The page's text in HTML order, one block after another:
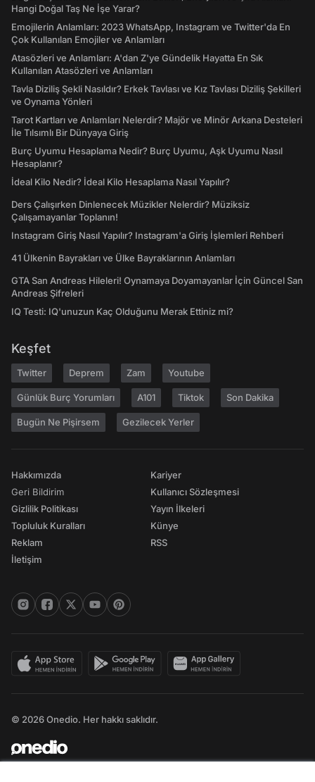
Hangi Doğal Taş Ne İşe Yarar?
Emojilerin Anlamları: 2023 WhatsApp, Instagram ve Twitter'da En
Çok Kullanılan Emojiler ve Anlamları
Atasözleri ve Anlamları: A'dan Z'ye Gündelik Hayatta En Sık
Kullanılan Atasözleri ve Anlamları
Tavla Diziliş Şekli Nasıldır? Erkek Tavlası ve Kız Tavlası Diziliş Şekilleri
ve Oynama Yönleri
Tarot Kartları ve Anlamları Nelerdir? Majör ve Minör Arkana Desteleri
İle Tılsımlı Bir Dünyaya Giriş
Burç Uyumu Hesaplama Nedir? Burç Uyumu, Aşk Uyumu Nasıl
Hesaplanır?
İdeal Kilo Nedir? İdeal Kilo Hesaplama Nasıl Yapılır?
Ders Çalışırken Dinlenecek Müzikler Nelerdir? Müziksiz
Çalışamayanlar Toplanın!
Instagram Giriş Nasıl Yapılır? Instagram'a Giriş İşlemleri Rehberi
41 Ülkenin Bayrakları ve Ülke Bayraklarının Anlamları
GTA San Andreas Hileleri! Oynamaya Doyamayanlar İçin Güncel San
Andreas Şifreleri
IQ Testi: IQ'unuzun Kaç Olduğunu Merak Ettiniz mi?
Keşfet
Twitter Deprem Zam Youtube
Günlük Burç Yorumları A101 Tiktok Son Dakika
Bugün Ne Pişirsem Gezilecek Yerler
Hakkımızda
Geri Bildirim
Gizlilik Politikası
Topluluk Kuralları
Reklam
İletişim
Kariyer
Kullanıcı Sözleşmesi
Yayın İlkeleri
Künye
RSS
© 2026 Onedio. Her hakkı saklıdır.